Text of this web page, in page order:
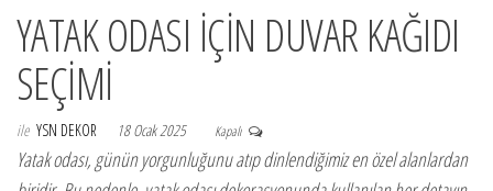
YATAK ODASI İÇİN DUVAR KAĞIDI
SEÇİMİ
ile YSN DEKOR 18 Ocak 2025 Kapalı
Yatak odası, günün yorgunluğunu atıp dinlendiğimiz en özel alanlardan